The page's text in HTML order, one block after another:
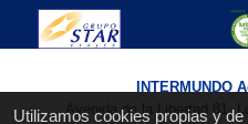
Utilizamos cookies propias y
INTERMUNDO
Avenida de la Libertad 81,